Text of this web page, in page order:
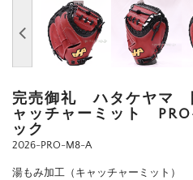
完売御礼 ハタケヤマ
ャッチャーミット
ック
2026-PRO-M8-A
湯もみ加工（キャッチャーミット）